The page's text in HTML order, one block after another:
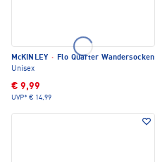
McKINLEY · Flo Quarter Wandersocken
Unisex
€ 9,99
UVP* € 14,99